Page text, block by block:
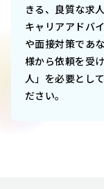
きる、良質な求
キャリアアドバ
や面接対策であ
様から依頼を受
人」を必要とし
ださい。